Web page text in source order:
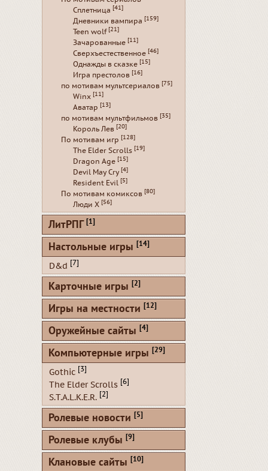
Сплетница [41]
Дневники вампира [159]
Teen wolf [21]
Зачарованные [11]
Сверхъестественное [46]
Однажды в сказке [15]
Игра престолов [16]
по мотивам мультсериалов [75]
Winx [11]
Аватар [13]
по мотивам мультфильмов [35]
Король Лев [20]
По мотивам игр [128]
The Elder Scrolls [19]
Dragon Age [15]
Devil May Cry [4]
Resident Evil [5]
По мотивам комиксов [80]
Люди Х [56]
ЛитРПГ [1]
Настольные игры [14]
D&d [7]
Карточные игры [2]
Игры на местности [12]
Оружейные сайты [4]
Компьютерные игры [29]
Gothic [3]
The Elder Scrolls [6]
S.T.A.L.K.E.R. [2]
Ролевые новости [5]
Ролевые клубы [9]
Клановые сайты [10]